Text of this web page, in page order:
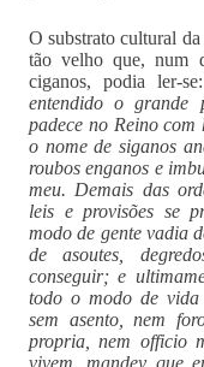
O substrato cultural
tão velho que, num
ciganos, podia ler-se:
entendido o grande
padece no Reino com
o nome de siganos
roubos enganos e
meu. Demais das
leis e provisões se
modo de gente vadia
de asoutes,
conseguir; e
todo o modo de vida
sem asento, nem
propria, nem officio